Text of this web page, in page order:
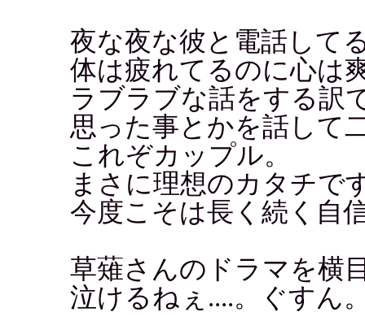
夜な夜な彼と電話して
体は疲れてるのに心は
ラブラブな話をする訳
思った事とかを話して
これぞカップル。
まさに理想のカタチで
今度こそは長く続く自
草薙さんのドラマを横
泣けるねぇ....。ぐすん